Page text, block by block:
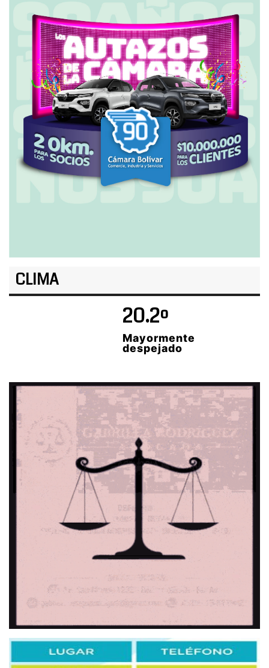
CLIMA
20.2º
Mayormente
despejado